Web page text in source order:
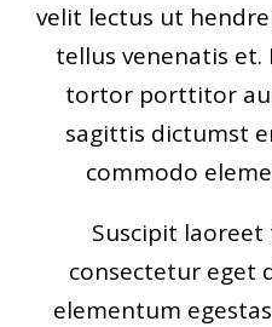
velit lectus ut
tellus venenatis
tortor porttitor
sagittis dictumst
commodo
Suscipit
consectetur eget
elementum